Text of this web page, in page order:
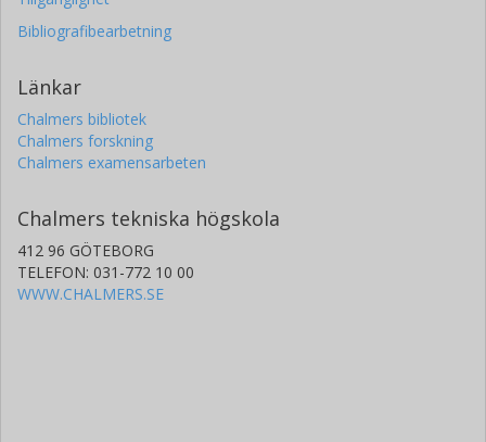
Bibliografibearbetning
Länkar
Chalmers bibliotek
Chalmers forskning
Chalmers examensarbeten
Chalmers tekniska högskola
412 96 GÖTEBORG
TELEFON: 031-772 10 00
WWW.CHALMERS.SE